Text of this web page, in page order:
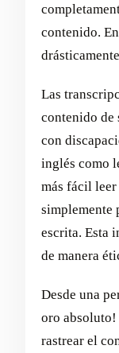
contenido.
Las
contenido de
con
inglés como
más fácil leer
simplemente
escrita. Esta
de manera
Desde una
oro absoluto!
rastrear el